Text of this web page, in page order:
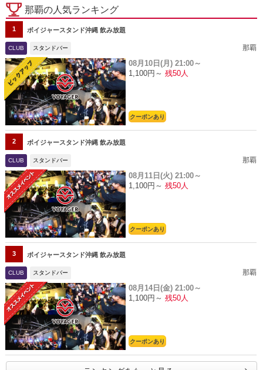
那覇の人気ランキング
1 ボイジャースタンド沖縄 飲み放題
CLUB スタンドバー 那覇
08月10日(月) 21:00～
1,100円～ 残50人
クーポンあり
2 ボイジャースタンド沖縄 飲み放題
CLUB スタンドバー 那覇
08月11日(火) 21:00～
1,100円～ 残50人
クーポンあり
3 ボイジャースタンド沖縄 飲み放題
CLUB スタンドバー 那覇
08月14日(金) 21:00～
1,100円～ 残50人
クーポンあり